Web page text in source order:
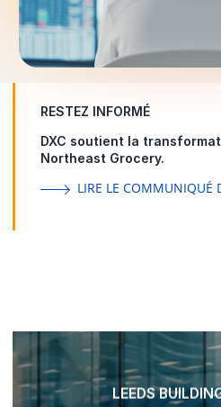
RESTEZ INFORMÉ
DXC soutient la
Northeast Grocery.
LIRE LE COMMUNIQUÉ
LEEDS